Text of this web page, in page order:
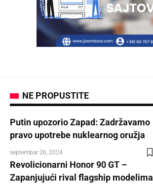
NE PROPUSTITE
Putin upozorio Zapad: Zadržavamo
pravo upotrebe nuklearnog oružja
septembar 26, 2024
Revolicionarni Honor 90 GT –
Zapanjujući rival flagship modelima